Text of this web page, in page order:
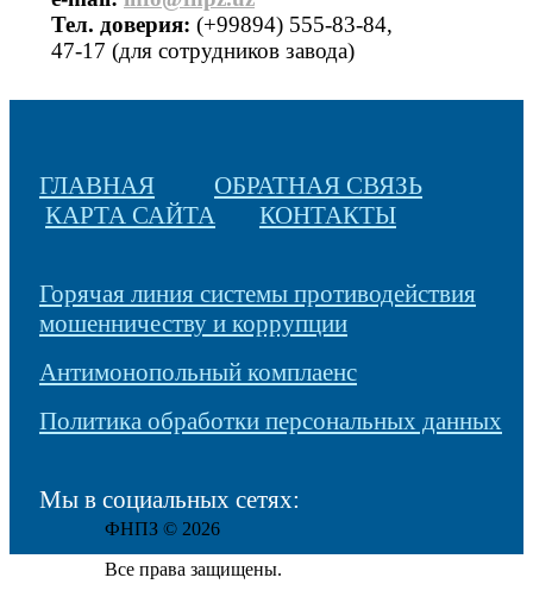
Тел. доверия: (+99894) 555-83-84,
47-17 (для сотрудников завода)
ГЛАВНАЯ
ОБРАТНАЯ СВЯЗЬ
КАРТА САЙТА
КОНТАКТЫ
Горячая линия системы противодействия
мошенничеству и коррупции
Антимонопольный комплаенс
Политика обработки персональных данных
Мы в социальных сетях:
ФНПЗ © 2026
Все права защищены.